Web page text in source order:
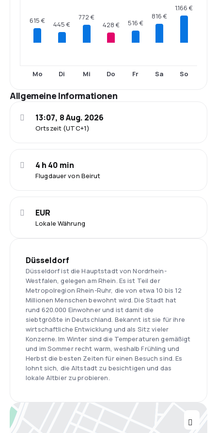
615 €
Mo
445 €
Di
772 €
Mi
428 €
Do
516 €
Fr
816 €
Sa
1.166 €
So
Allgemeine Informationen
Ortszeit (UTC+1)
13:07, 8 Aug. 2026
Flugdauer von Beirut
4 h 40 min
Lokale Währung
EUR
Düsseldorf
Düsseldorf ist die Hauptstadt von Nordrhein-
Westfalen, gelegen am Rhein. Es ist Teil der
Metropolregion Rhein-Ruhr, die von etwa 10 bis 12
Millionen Menschen bewohnt wird. Die Stadt hat
rund 620.000 Einwohner und ist damit die
siebtgrößte in Deutschland. Bekannt ist sie für ihre
wirtschaftliche Entwicklung und als Sitz vieler
Konzerne. Im Winter sind die Temperaturen gemäßigt
und im Sommer recht warm, weshalb Frühling und
Herbst die besten Zeiten für einen Besuch sind. Es
lohnt sich, die Altstadt zu besichtigen und das
lokale Altbier zu probieren.